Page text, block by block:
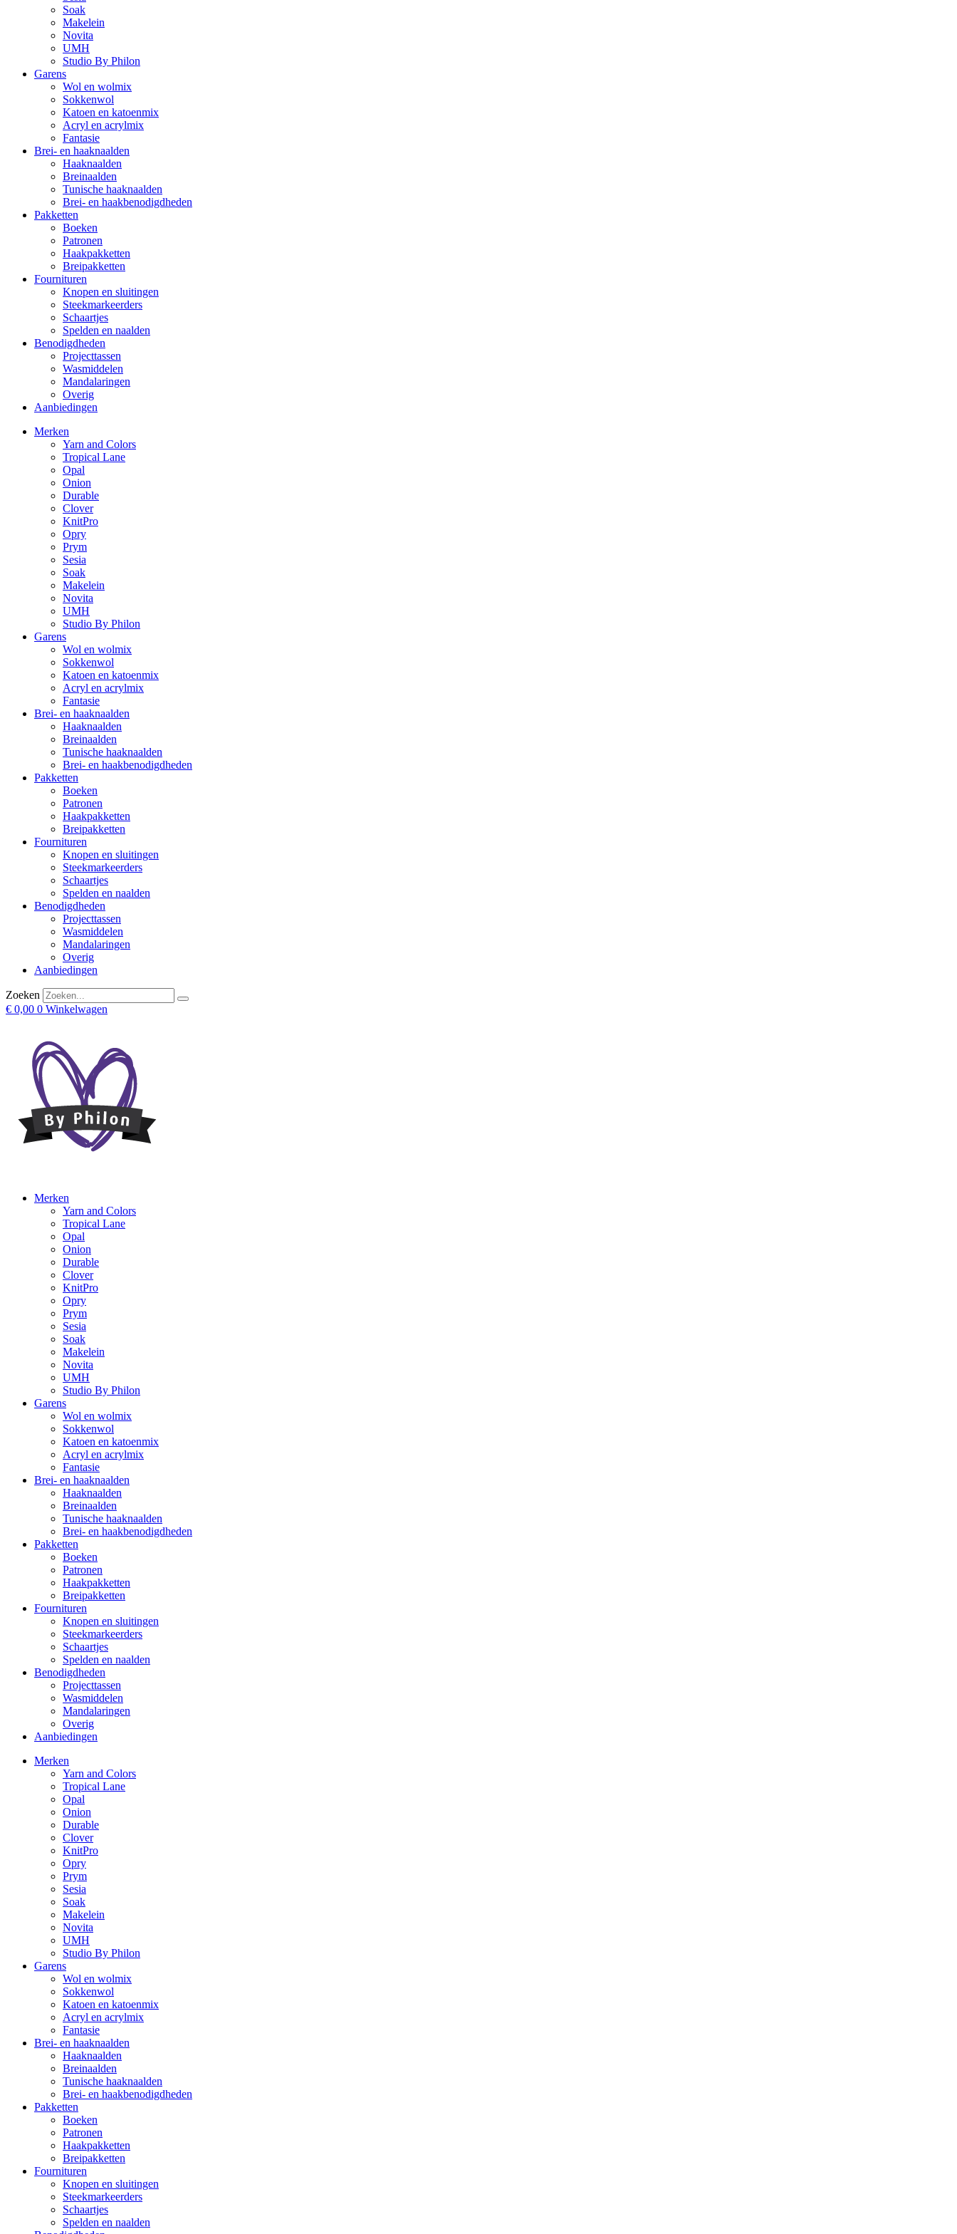
Soak
Makelein
Novita
UMH
Studio By Philon
Garens
Wol en wolmix
Sokkenwol
Katoen en katoenmix
Acryl en acrylmix
Fantasie
Brei- en haaknaalden
Haaknaalden
Breinaalden
Tunische haaknaalden
Brei- en haakbenodigdheden
Pakketten
Boeken
Patronen
Haakpakketten
Breipakketten
Fournituren
Knopen en sluitingen
Steekmarkeerders
Schaartjes
Spelden en naalden
Benodigdheden
Projecttassen
Wasmiddelen
Mandalaringen
Overig
Aanbiedingen
Merken
Yarn and Colors
Tropical Lane
Opal
Onion
Durable
Clover
KnitPro
Opry
Prym
Sesia
Soak
Makelein
Novita
UMH
Studio By Philon
Garens
Wol en wolmix
Sokkenwol
Katoen en katoenmix
Acryl en acrylmix
Fantasie
Brei- en haaknaalden
Haaknaalden
Breinaalden
Tunische haaknaalden
Brei- en haakbenodigdheden
Pakketten
Boeken
Patronen
Haakpakketten
Breipakketten
Fournituren
Knopen en sluitingen
Steekmarkeerders
Schaartjes
Spelden en naalden
Benodigdheden
Projecttassen
Wasmiddelen
Mandalaringen
Overig
Aanbiedingen
Zoeken
€ 0,00 0 Winkelwagen
Merken
Yarn and Colors
Tropical Lane
Opal
Onion
Durable
Clover
KnitPro
Opry
Prym
Sesia
Soak
Makelein
Novita
UMH
Studio By Philon
Garens
Wol en wolmix
Sokkenwol
Katoen en katoenmix
Acryl en acrylmix
Fantasie
Brei- en haaknaalden
Haaknaalden
Breinaalden
Tunische haaknaalden
Brei- en haakbenodigdheden
Pakketten
Boeken
Patronen
Haakpakketten
Breipakketten
Fournituren
Knopen en sluitingen
Steekmarkeerders
Schaartjes
Spelden en naalden
Benodigdheden
Projecttassen
Wasmiddelen
Mandalaringen
Overig
Aanbiedingen
Merken
Yarn and Colors
Tropical Lane
Opal
Onion
Durable
Clover
KnitPro
Opry
Prym
Sesia
Soak
Makelein
Novita
UMH
Studio By Philon
Garens
Wol en wolmix
Sokkenwol
Katoen en katoenmix
Acryl en acrylmix
Fantasie
Brei- en haaknaalden
Haaknaalden
Breinaalden
Tunische haaknaalden
Brei- en haakbenodigdheden
Pakketten
Boeken
Patronen
Haakpakketten
Breipakketten
Fournituren
Knopen en sluitingen
Steekmarkeerders
Schaartjes
Spelden en naalden